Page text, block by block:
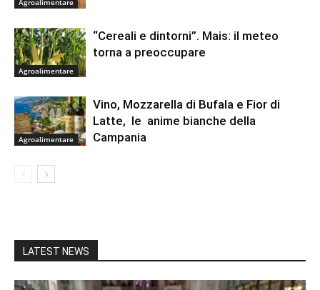
Agroalimentare
Agroalimentare
“Cereali e dintorni”. Mais: il meteo
torna a preoccupare
Agroalimentare
Vino, Mozzarella di Bufala e Fior di
Latte, le anime bianche della
Campania
LATEST NEWS